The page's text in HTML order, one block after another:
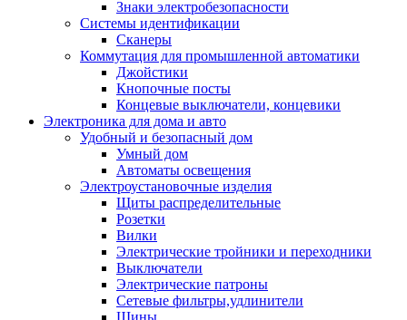
Знаки электробезопасности
Системы идентификации
Сканеры
Коммутация для промышленной автоматики
Джойстики
Кнопочные посты
Концевые выключатели, концевики
Электроника для дома и авто
Удобный и безопасный дом
Умный дом
Автоматы освещения
Электроустановочные изделия
Щиты распределительные
Розетки
Вилки
Электрические тройники и переходники
Выключатели
Электрические патроны
Сетевые фильтры,удлинители
Шины